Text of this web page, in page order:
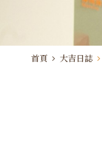
首頁 大吉日誌